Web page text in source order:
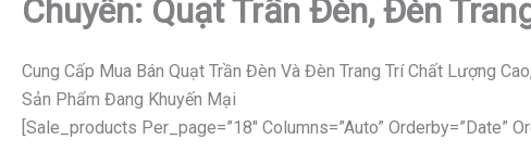
Chuyên: Quạt Trần Đèn, Đèn
Cung Cấp Mua Bán Quạt Trần Đèn Và Đèn Trang Trí Chất Lượng
Sản Phẩm Đang Khuyến Mại
[sale_products Per_page=”18″ Columns=”auto” Orderby=”date”